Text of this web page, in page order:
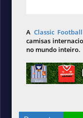
A Classic
camisas
no mundo inteiro.